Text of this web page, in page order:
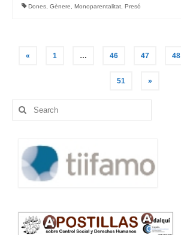
Dones Gènere Monoparentalitat Presó
Posts
« 1 … 46 47 48
51 »
Search
for: